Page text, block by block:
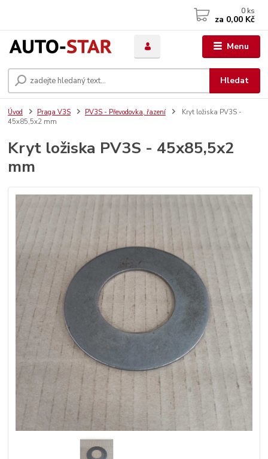
Menu
Hledat
0 ks
za 0,00 Kč
Úvod Praga V3S PV3S - Převodovka, řazení
Kryt ložiska PV3S -
45x85,5x2 mm
Kryt ložiska PV3S - 45x85,5x2
mm